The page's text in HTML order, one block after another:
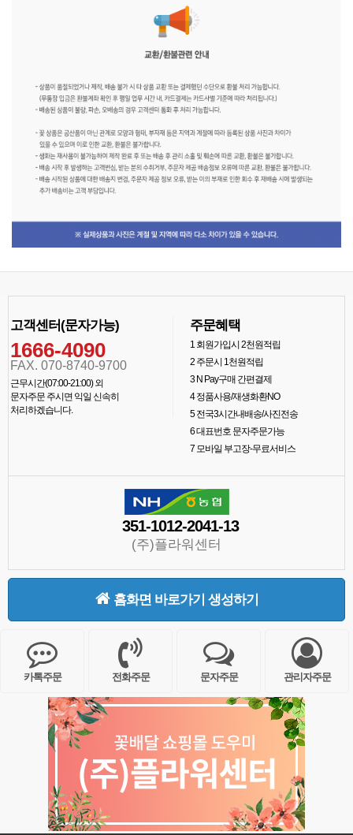
고객센터(문자가능)
1666-4090
FAX. 070-8740-9700
근무시간(07:00-21:00) 외
문자주문 주시면 익일 신속히
처리하겠습니다.
주문혜택
1회원가입시 2천원적립
2주문시 1천원적립
3N Pay구매 간편결제
4정품사용/재생화환NO
5전국3시간내배송/사진전송
6대표번호 문자주문가능
7모바일 부고장-무료서비스
351-1012-2041-13
(주)플라워센터
홈화면 바로가기 생성하기
카톡주문 전화주문 문자주문 관리자주문